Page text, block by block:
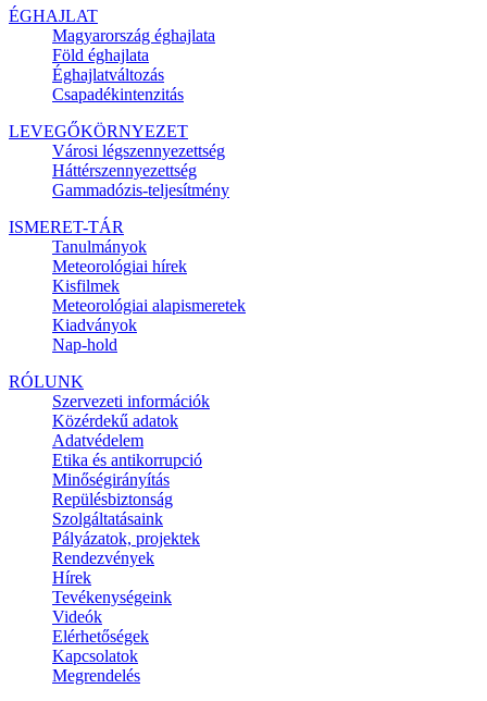
ÉGHAJLAT
Magyarország éghajlata
Föld éghajlata
Éghajlatváltozás
Csapadékintenzitás
LEVEGŐKÖRNYEZET
Városi légszennyezettség
Háttérszennyezettség
Gammadózis-teljesítmény
ISMERET-TÁR
Tanulmányok
Meteorológiai hírek
Kisfilmek
Meteorológiai alapismeretek
Kiadványok
Nap-hold
RÓLUNK
Szervezeti információk
Közérdekű adatok
Adatvédelem
Etika és antikorrupció
Minőségirányítás
Repülésbiztonság
Szolgáltatásaink
Pályázatok, projektek
Rendezvények
Hírek
Tevékenységeink
Videók
Elérhetőségek
Kapcsolatok
Megrendelés